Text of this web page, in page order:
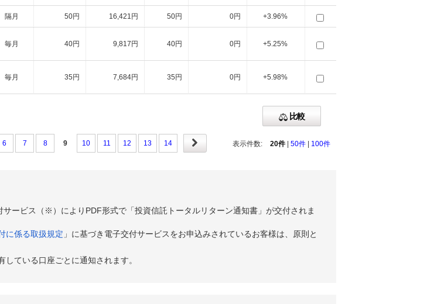
隔月 50円 16,421円 50円 0円 +3.96%
毎月 40円 9,817円 40円 0円 +5.25%
毎月 35円 7,684円 35円 0円 +5.98%
比較
6 7 8 9 10 11 12 13 14 表示件数: 20件 50件 100件
ービス（※）によりPDF形式で「投資信託トータルリターン通知書」が交付されま
に係る取扱規定 」に基づき電子交付サービスをお申込みされているお客様は、原則と
している口座ごとに通知されます。